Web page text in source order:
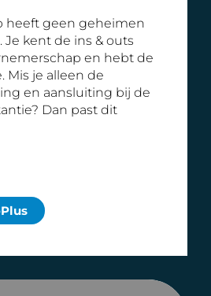
heeft geen geheimen
Je kent de ins & outs
en hebt de
Mis je alleen de
en aansluiting bij de
Dan past dit